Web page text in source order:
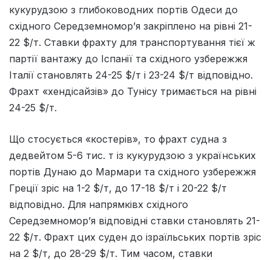
кукурудзою з глибоководних портів Одеси до
східного Середземномор’я закріплено на рівні 21-
22 $/т. Ставки фрахту для транспортування тієї ж
партії вантажу до Іспанії та східного узбережжя
Італії становлять 24-25 $/т і 23-24 $/т відповідно.
Фрахт «хендісайзів» до Тунісу тримається на рівні
24-25 $/т.
Що стосується «костерів», то фрахт судна з
дедвейтом 5-6 тис. т із кукурудзою з українських
портів Дунаю до Мармари та східного узбережжя
Греції зріс на 1-2 $/т, до 17-18 $/т і 20-22 $/т
відповідно. Для напрямківх східного
Середземномор’я відповідні ставки становлять 21-
22 $/т. Фрахт цих суден до ізраїльських портів зріс
на 2 $/т, до 28-29 $/т. Тим часом, ставки